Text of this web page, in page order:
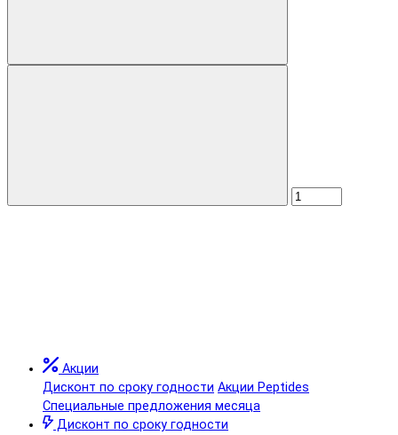
Акции
Дисконт по сроку годности Акции Peptides
Специальные предложения месяца
Дисконт по сроку годности